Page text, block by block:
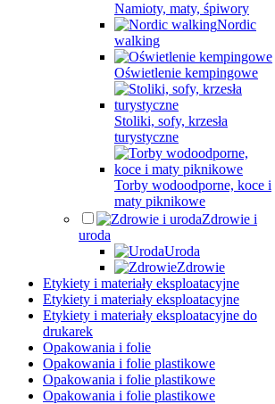
Namioty, maty, śpiwory
Nordic
walking
Oświetlenie kempingowe
Stoliki, sofy, krzesła
turystyczne
Torby wodoodporne, koce i
maty piknikowe
Zdrowie i
uroda
Uroda
Zdrowie
Etykiety i materiały eksploatacyjne
Etykiety i materiały eksploatacyjne
Etykiety i materiały eksploatacyjne do
drukarek
Opakowania i folie
Opakowania i folie plastikowe
Opakowania i folie plastikowe
Opakowania i folie plastikowe